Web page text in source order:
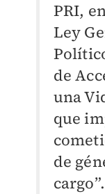
PRI,
Ley
de
una
que
de
cargo”.